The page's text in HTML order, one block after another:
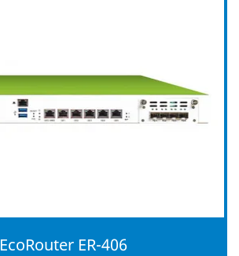
EcoRouter ER-406